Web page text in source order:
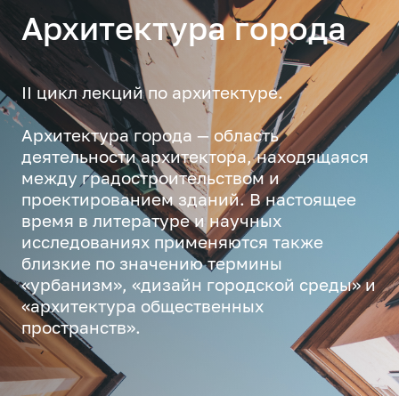
Архитектура города
II цикл лекций по архитектуре.
Архитектура города — область
деятельности архитектора, находящаяся
между градостроительством и
проектированием зданий. В настоящее
время в литературе и научных
исследованиях применяются также
близкие по значению термины
«урбанизм», «дизайн городской среды» и
«архитектура общественных
пространств».